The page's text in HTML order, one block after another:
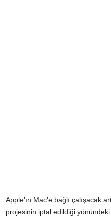
Apple’ın Mac’e bağlı çalışacak
projesinin iptal edildiği